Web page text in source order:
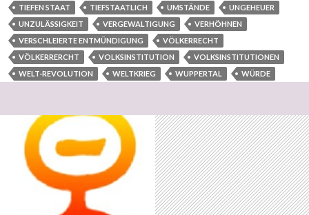
TIEFEN STAAT
TIEFSTAATLICH UMSTÄNDE
UNGEHEUER
UNZULÄSSIGKEIT
VERGEWALTIGUNG
VERHÖHNEN
VERSCHLEIERTE ENTMÜNDIGUNG
VÖLKERRECHT
VÖLKERRERCHT
VOLKSINSTITUTION
VOLKSINSTITUTIONEN
WELT-REVOLUTION
WELTKRIEG WUPPERTAL WÜRDE